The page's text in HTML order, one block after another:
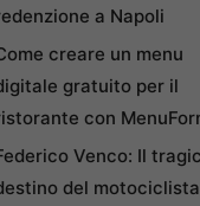
a Napoli
creare un menu
gratuito per il
con
Venco: Il
del motociclista